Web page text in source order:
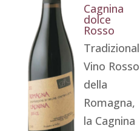
Cagnina
dolce
Rosso
Vino Rosso
della
Romagna,
la Cagnina